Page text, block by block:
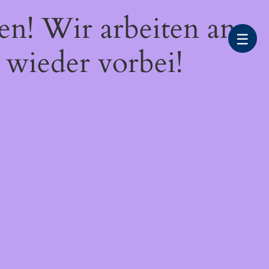
Wir arbeiten an
vorbei!
☰